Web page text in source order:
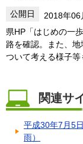
2018年06
県HP「はじめの一
路を確認。また、
ついて考える様子等
関連サ
平成30年7月5
雨）